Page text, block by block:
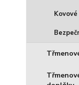
Kovové